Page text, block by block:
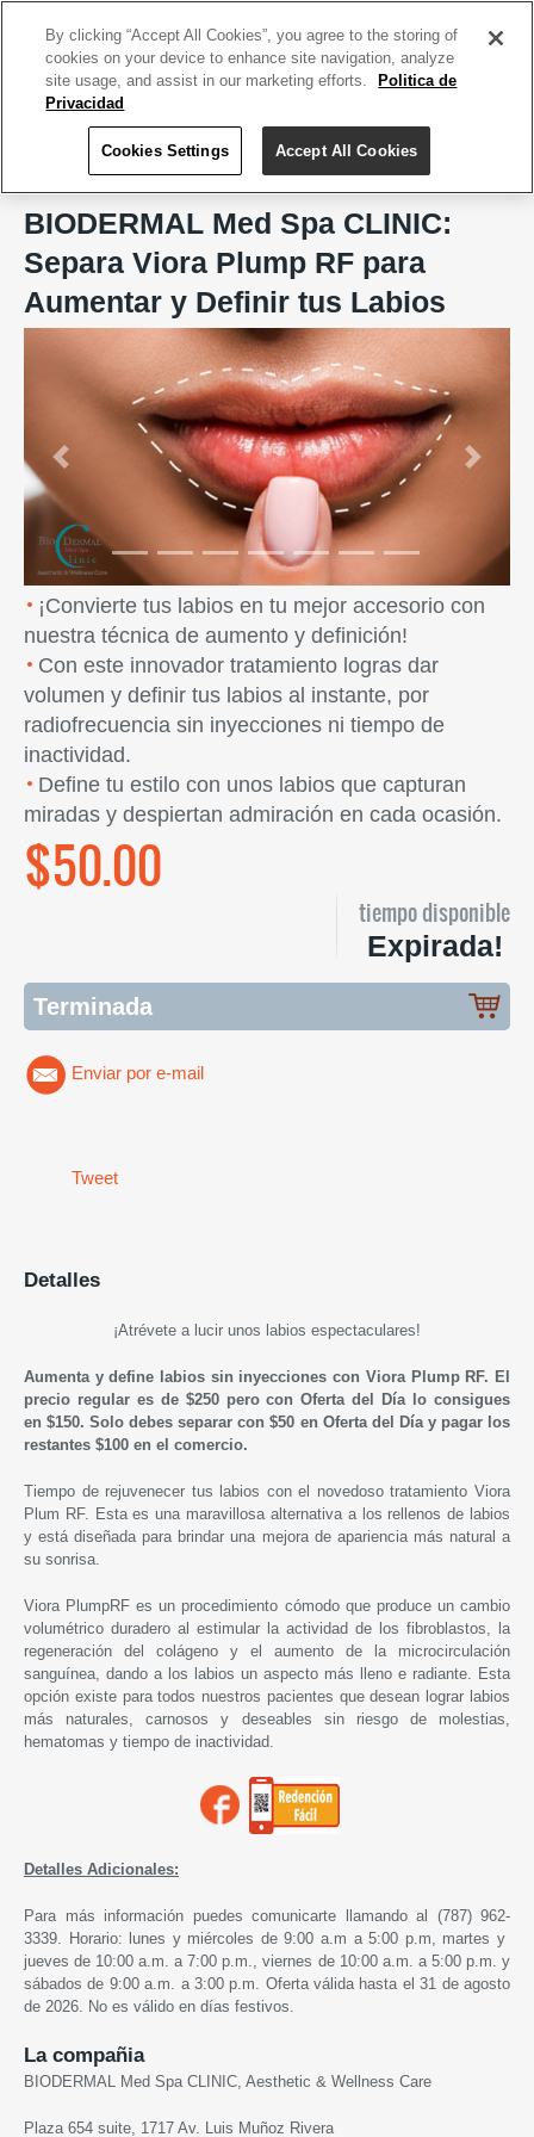
BIODERMAL Med Spa CLINIC, Aesthetic & Wellness Care
BIODERMAL Med Spa CLINIC:
Separa Viora Plump RF para
Aumentar y Definir tus Labios
Previous Next
¡Convierte tus labios en tu mejor accesorio con
nuestra técnica de aumento y definición!
Con este innovador tratamiento logras dar
volumen y definir tus labios al instante, por
radiofrecuencia sin inyecciones ni tiempo de
inactividad.
Define tu estilo con unos labios que capturan
miradas y despiertan admiración en cada ocasión.
$50.00
tiempo disponible
Expirada!
Terminada
Enviar por e-mail
Tweet
Detalles
¡Atrévete a lucir unos labios espectaculares!
Aumenta y define labios sin inyecciones con Viora Plump RF. El
precio regular es de $250 pero con Oferta del Día lo consigues
en$150. Solo debes separar con $50 en Oferta del Día y pagar los
restantes $100 en el comercio.
Tiempo de rejuvenecer tus labios con el novedoso tratamiento Viora
Plum RF. Esta es una maravillosa alternativa a los rellenos de labios
y está diseñada para brindar una mejora de apariencia más natural a
su sonrisa.​
Viora PlumpRF es un procedimiento cómodo que produce un cambio
volumétrico duradero al estimular la actividad de los fibroblastos, la
regeneración del colágeno y el aumento de la microcirculación
sanguínea, dando a los labios un aspecto más lleno e radiante.​ Esta
opción existe para todos nuestros pacientes que desean lograr labios
más naturales, carnosos y deseables sin riesgo de molestias,
hematomas y tiempo de inactividad.
Detalles Adicionales:
Para más información puedes comunicarte llamando al (787) 962-
3339. Horario: lunes y miércoles de 9:00 a.m a 5:00 p.m, martes y
jueves de 10:00 a.m. a 7:00 p.m., viernes de 10:00 a.m. a 5:00 p.m. y
sábados de 9:00 a.m. a 3:00 p.m. Oferta válida hasta el 31 de agosto
de 2026. No es válido en días festivos.
La compañia
BIODERMAL Med Spa CLINIC, Aesthetic & Wellness Care
Plaza 654 suite, 1717 Av. Luis Muñoz Rivera
By clicking “Accept All Cookies”, you agree to the storing of
cookies on your device to enhance site navigation, analyze
site usage, and assist in our marketing efforts.
Politica de
Privacidad
Cookies Settings Accept All Cookies